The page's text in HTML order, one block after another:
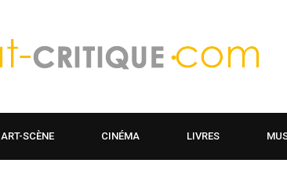
ART-SCÈNE CINÉMA LIVRES